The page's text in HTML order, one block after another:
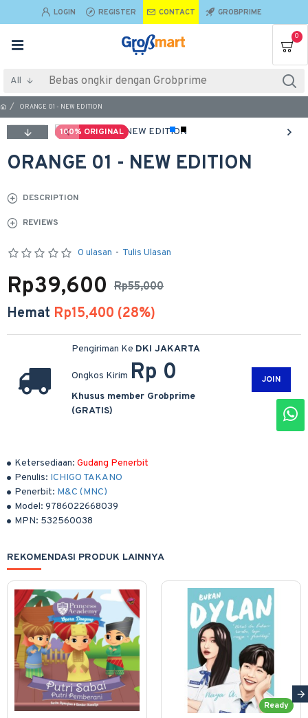
LOGIN REGISTER CONTACT GROBPRIME
0
All
ORANGE 01 - NEW EDITION
100% ORIGINAL
ORANGE 01 - NEW EDITION
DESCRIPTION
REVIEWS
Ketersediaan: Gudang Penerbit
Penulis: ICHIGO TAKANO
Penerbit: M&C (MNC)
Model: 9786022668039
MPN: 532560038
0 ulasan - Tulis Ulasan
Rp55,000
Rp39,600
Hemat Rp15,400 (28%)
Pengiriman Ke DKI JAKARTA
Ongkos Kirim Rp 0
Khusus member Grobprime
(GRATIS)
JOIN
REKOMENDASI PRODUK LAINNYA
Ready